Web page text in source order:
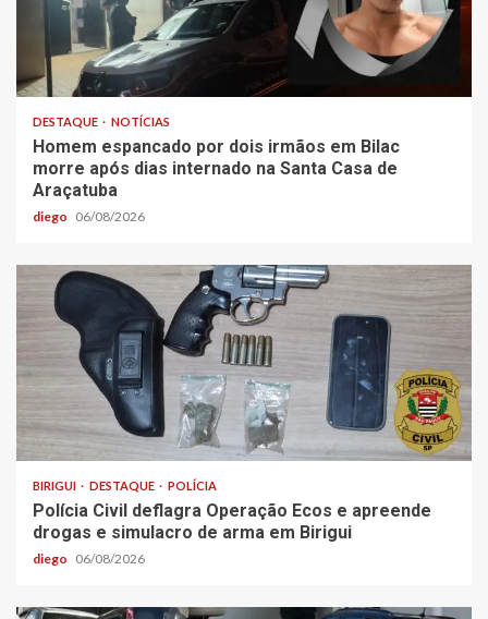
DESTAQUE NOTÍCIAS
Homem espancado por dois irmãos em Bilac
morre após dias internado na Santa Casa de
Araçatuba
diego 06/08/2026
BIRIGUI DESTAQUE POLÍCIA
Polícia Civil deflagra Operação Ecos e apreende
drogas e simulacro de arma em Birigui
diego 06/08/2026